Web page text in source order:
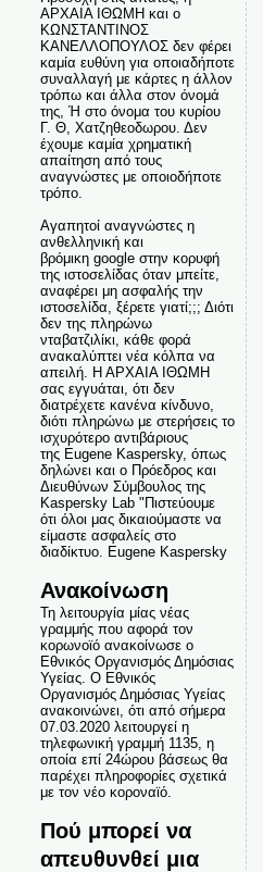
ΑΡΧΑΙΑ ΙΘΩΜΗ και ο
ΚΩΝΣΤΑΝΤΙΝΟΣ
ΚΑΝΕΛΛΟΠΟΥΛΟΣ δεν φέρει
καμία ευθύνη για οποιαδήποτε
συναλλαγή με κάρτες η άλλον
τρόπω και άλλα στον όνομά
της, Ή στο όνομα του κυρίου
Γ. Θ, Χατζηθεοδωρου. Δεν
έχουμε καμία χρηματική
απαίτηση από τους
αναγνώστες με οποιοδήποτε
τρόπο.
Αγαπητοί αναγνώστες η
ανθελληνική και
βρόμικη google στην κορυφή
της ιστοσελίδας όταν μπείτε,
αναφέρει μη ασφαλής την
ιστοσελίδα, ξέρετε γιατί;;; Διότι
δεν της πληρώνω
νταβατζιλίκι, κάθε φορά
ανακαλύπτει νέα κόλπα να
απειλή. Η ΑΡΧΑΙΑ ΙΘΩΜΗ
σας εγγυάται, ότι δεν
διατρέχετε κανένα κίνδυνο,
διότι πληρώνω με στερήσεις το
ισχυρότερο αντιβάριους
της Eugene Kaspersky, όπως
δηλώνει και ο Πρόεδρος και
Διευθύνων Σύμβουλος της
Kaspersky Lab "Πιστεύουμε
ότι όλοι μας δικαιούμαστε να
είμαστε ασφαλείς στο
διαδίκτυο. Eugene Kaspersky
Ανακοίνωση
Τη λειτουργία μίας νέας
γραμμής που αφορά τον
κορωνοϊό ανακοίνωσε ο
Εθνικός Οργανισμός Δημόσιας
Υγείας. Ο Εθνικός
Οργανισμός Δημόσιας Υγείας
ανακοινώνει, ότι από σήμερα
07.03.2020 λειτουργεί η
τηλεφωνική γραμμή 1135, η
οποία επί 24ώρου βάσεως θα
παρέχει πληροφορίες σχετικά
με τον νέο κοροναϊό.
Πού μπορεί να
απευθυνθεί μια